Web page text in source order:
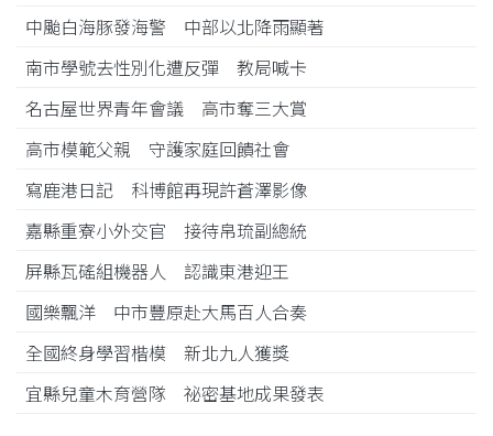
中颱白海豚發海警 中部以北降雨顯著
南市學號去性別化遭反彈 教局喊卡
名古屋世界青年會議 高市奪三大賞
高市模範父親 守護家庭回饋社會
寫鹿港日記 科博館再現許蒼澤影像
嘉縣重寮小外交官 接待帛琉副總統
屏縣瓦磘組機器人 認識東港迎王
國樂飄洋 中市豐原赴大馬百人合奏
全國終身學習楷模 新北九人獲獎
宜縣兒童木育營隊 祕密基地成果發表